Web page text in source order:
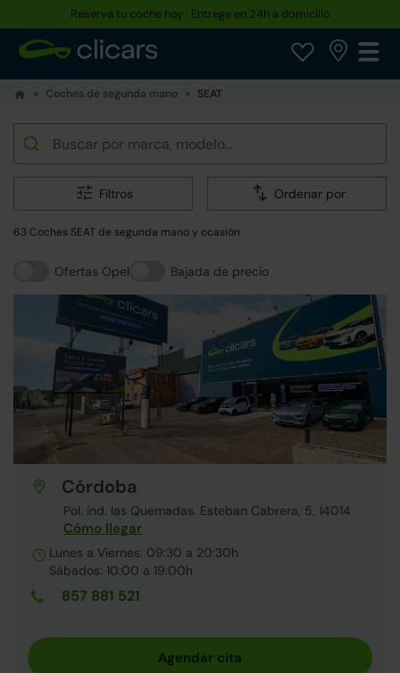
Reserva tu coche hoy · Entrega en 24h a domicilio
Coches de segunda mano SEAT
Filtros Ordenar por
63 Coches SEAT de segunda mano y ocasión
Ofertas Opel Bajada de precio
Córdoba
Pol. ind. las Quemadas. Esteban Cabrera, 5, 14014
Cómo llegar
Lunes a Viernes: 09:30 a 20:30h
Sábados: 10:00 a 19:00h
857 881 521